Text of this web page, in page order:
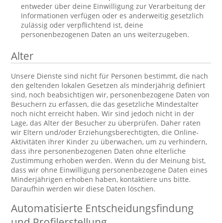
entweder über deine Einwilligung zur Verarbeitung der
Informationen verfügen oder es anderweitig gesetzlich
zulässig oder verpflichtend ist, deine
personenbezogenen Daten an uns weiterzugeben.
Alter
Unsere Dienste sind nicht für Personen bestimmt, die nach
den geltenden lokalen Gesetzen als minderjährig definiert
sind, noch beabsichtigen wir, personenbezogene Daten von
Besuchern zu erfassen, die das gesetzliche Mindestalter
noch nicht erreicht haben. Wir sind jedoch nicht in der
Lage, das Alter der Besucher zu überprüfen. Daher raten
wir Eltern und/oder Erziehungsberechtigten, die Online-
Aktivitäten ihrer Kinder zu überwachen, um zu verhindern,
dass ihre personenbezogenen Daten ohne elterliche
Zustimmung erhoben werden. Wenn du der Meinung bist,
dass wir ohne Einwilligung personenbezogene Daten eines
Minderjährigen erhoben haben, kontaktiere uns bitte.
Daraufhin werden wir diese Daten löschen.
Automatisierte Entscheidungsfindung